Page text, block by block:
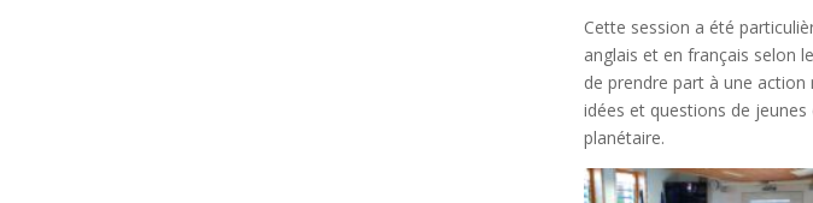
Cette session a été
anglais et en français selon
de prendre part à une
idées et questions de
planétaire.